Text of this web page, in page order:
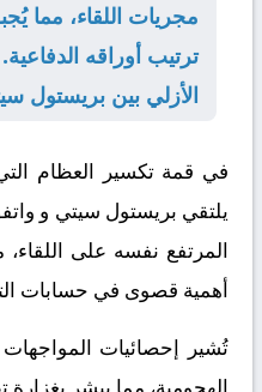
مجريات اللقاء، مما
ترتيب أوراقه
الأزلي بين بريستول
في قمة تكسير العظام
يلتقي بريستول سيتي و
المرتفع نفسه على
أهمية قصوى في حسابات
تُشير إحصائيات